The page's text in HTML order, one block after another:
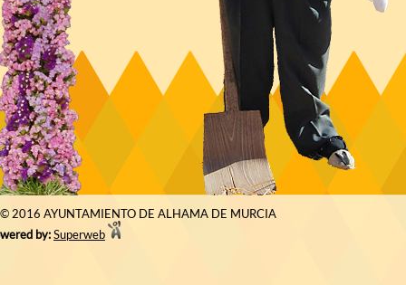
© 2016 AYUNTAMIENTO DE ALHAMA DE MURCIA
by:Superweb